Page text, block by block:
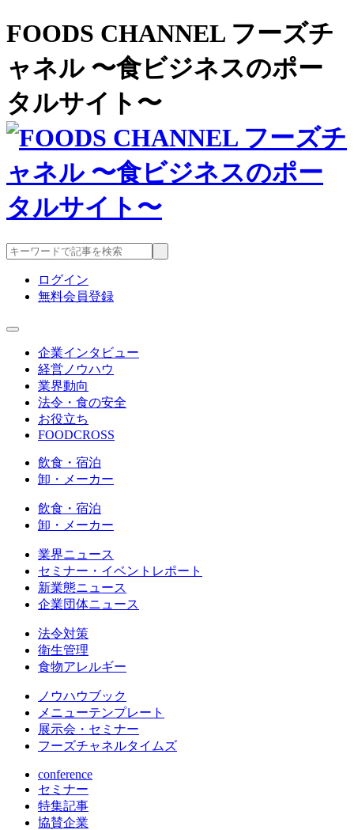
FOODS CHANNEL フーズチ
ャネル 〜食ビジネスのポー
タルサイト〜
ログイン
無料会員登録
企業インタビュー
経営ノウハウ
業界動向
法令・食の安全
お役立ち
FOODCROSS
飲食・宿泊
卸・メーカー
飲食・宿泊
卸・メーカー
業界ニュース
セミナー・イベントレポート
新業態ニュース
企業団体ニュース
法令対策
衛生管理
食物アレルギー
ノウハウブック
メニューテンプレート
展示会・セミナー
フーズチャネルタイムズ
conference
セミナー
特集記事
協賛企業